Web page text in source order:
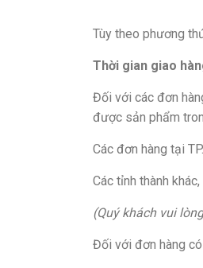
Tùy theo phương
Thời gian giao
Đối với các đơn
được sản phẩm
Các đơn hàng tại
Các tỉnh thành
(Quý khách vui
Đối với đơn hàng